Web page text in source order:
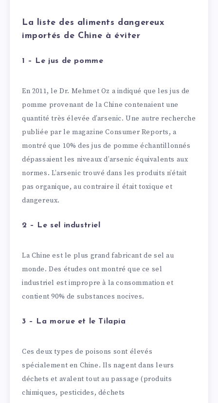
La liste des aliments dangereux
importés de Chine à éviter
1 – Le jus de pomme
En 2011, le Dr. Mehmet Oz a indiqué que les jus de
pomme provenant de la Chine contenaient une
quantité très élevée d’arsenic. Une autre recherche
publiée par le magazine Consumer Reports, a
montré que 10% des jus de pomme échantillonnés
dépassaient les niveaux d’arsenic équivalents aux
normes. L’arsenic trouvé dans les produits n’était
pas organique, au contraire il était toxique et
dangereux.
2 – Le sel industriel
La Chine est le plus grand fabricant de sel au
monde. Des études ont montré que ce sel
industriel est impropre à la consommation et
contient 90% de substances nocives.
3 – La morue et le Tilapia
Ces deux types de poisons sont élevés
spécialement en Chine. Ils nagent dans leurs
déchets et avalent tout au passage (produits
chimiques, pesticides, déchets